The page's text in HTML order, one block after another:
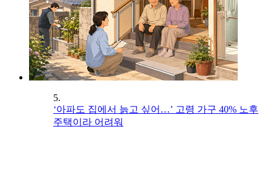
5.
‘아파도 집에서 늙고 싶어…’ 고령 가구 40% 노후
주택이라 어려워